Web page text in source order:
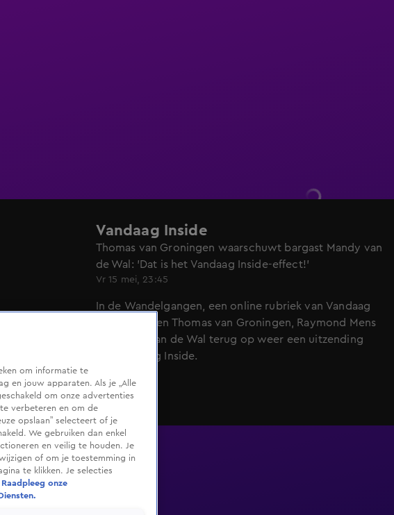
Vandaag Inside
Thomas van Groningen waarschuwt bargast Mandy van
de Wal: 'Dat is het Vandaag Inside-effect!'
Vr 15 mei, 23:45
In de Wandelgangen, een online rubriek van Vandaag
Inside, blikken Thomas van Groningen, Raymond Mens
en Mandy van de Wal terug op weer een uitzending
van Vandaag Inside.
om informatie te
en jouw apparaten. Als je „Alle
om onze advertenties
verbeteren en om de
opslaan” selecteert of je
We gebruiken dan enkel
en veilig te houden. Je
of om je toestemming in
te klikken. Je selecties
Raadpleeg onze